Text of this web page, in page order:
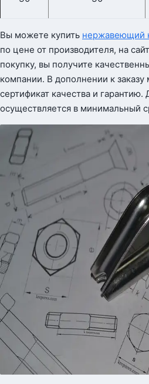
Вы можете купить нержавеющий
по цене от производителя, на
покупку, вы получите
компании. В дополнении к
сертификат качества и гарантию.
осуществляется в минимальный